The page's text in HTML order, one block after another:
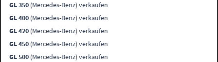
GL 350 (Mercedes-Benz) verkaufen
GL 400 (Mercedes-Benz) verkaufen
GL 420 (Mercedes-Benz) verkaufen
GL 450 (Mercedes-Benz) verkaufen
GL 500 (Mercedes-Benz) verkaufen